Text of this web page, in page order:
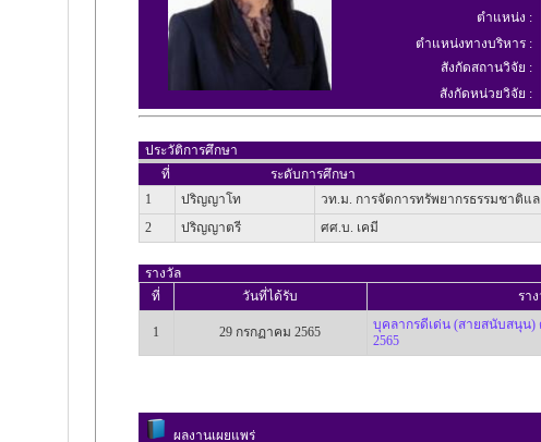
ตำแหน่ง :
ตำแหน่งทางบริหาร :
สังกัดสถานวิจัย :
สังกัดหน่วยวิจัย :
ประวัติการศึกษา
ที่
ระดับการศึกษา
1
ปริญญาโท วท.ม. การจัดการทรัพยากรธรรมชาติแ
2
ปริญญาตรี ศศ.บ. เคมี
รางวัล
ที่
วันที่ได้รับ รา
1 29 กรกฏาคม 2565
บุคลากรดีเด่น (สายสนับสนุน)
2565
ผลงานเผยแพร่